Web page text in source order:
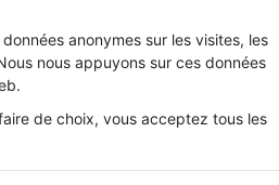
NEG
Darby
Santé
Ethique, société, politique
Psychologie
Apologétique
Hardrock, Métal
Pop, Rock
quotidiennes
Chapman
Détails du produit
anonymes sur les visites, les
nous appuyons sur ces données
de choix, vous acceptez tous les